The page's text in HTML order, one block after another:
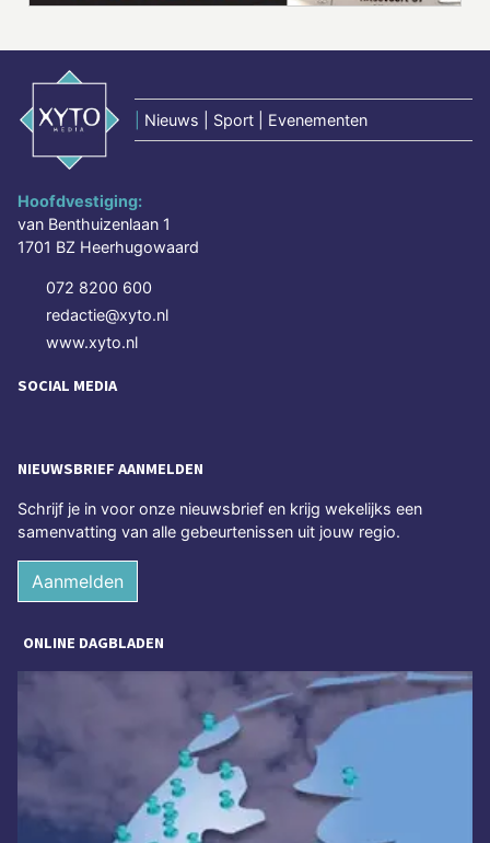
Nieuws | Sport | Evenementen
Hoofdvestiging:
van Benthuizenlaan 1
1701 BZ Heerhugowaard
072 8200 600
redactie@xyto.nl
www.xyto.nl
SOCIAL MEDIA
NIEUWSBRIEF AANMELDEN
Schrijf je in voor onze nieuwsbrief en krijg wekelijks een
samenvatting van alle gebeurtenissen uit jouw regio.
Aanmelden
ONLINE DAGBLADEN